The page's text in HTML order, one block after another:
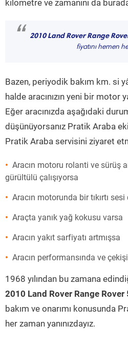
kilometre ve zamanını da
“ 2010 Land Rover Range
fiyatını hemen
Bazen, periyodik bakım km. si
halde aracınızın yeni bir motor
Eğer aracınızda aşağıdaki
düşünüyorsanız Pratik Araba
Pratik Araba servisini ziyaret
Aracın motoru rolanti ve sürüş
gürültülü çalışıyorsa
Aracın motorunda bir tıkırtı
Araçta yanık yağ kokusu varsa
Aracın yakıt sarfiyatı artmışsa
Aracın performansında ve
1968 yılından bu zamana
2010 Land Rover Range Rover
bakım ve onarımı konusunda
her zaman yanınızdayız.